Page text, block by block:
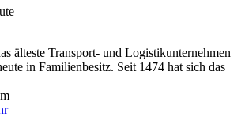
älteste Transport- und Logistikunternehmen
in Familienbesitz. Seit 1474 hat sich das